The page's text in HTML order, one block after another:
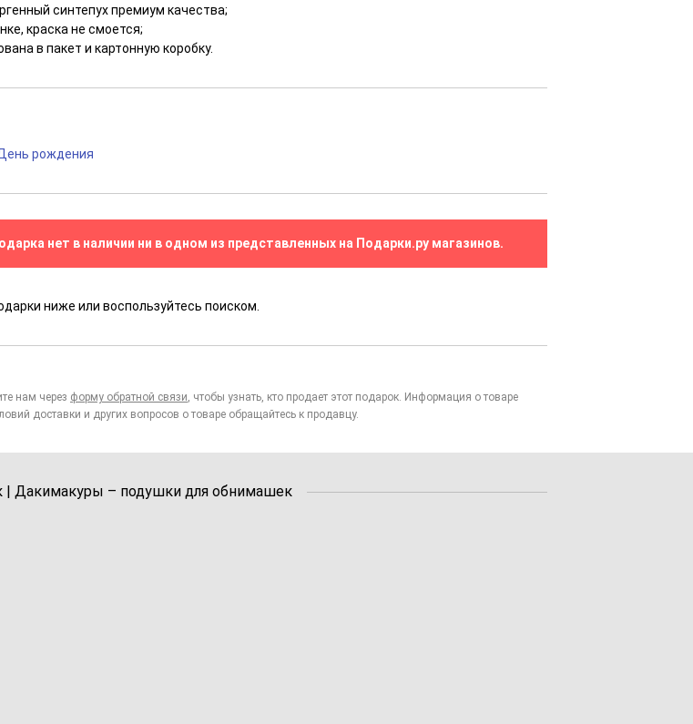
синтепух премиум качества;
краска не смоется;
в пакет и картонную коробку.
рождения
нет в наличии ни в одном из представленных на Подарки.ру магазинов.
ниже или воспользуйтесь поиском.
нам через форму обратной связи, чтобы узнать, кто продает этот подарок. Информация о товаре
доставки и других вопросов о товаре обращайтесь к продавцу.
| Дакимакуры – подушки для обнимашек